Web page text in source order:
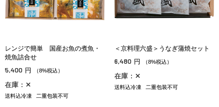
レンジで簡単 国産お魚の煮魚・
焼魚詰合せ
5,400 円 （8%税込）
在庫：✕
送料込冷凍 二重包装不可
＜京料理六盛＞うなぎ蒲焼セット
6,480 円 （8%税込）
在庫：✕
送料込冷凍 二重包装不可